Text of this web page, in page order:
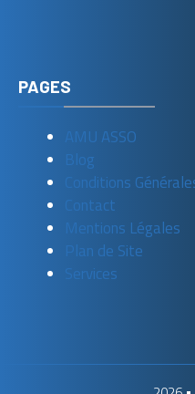
PAGES
AMU ASSO
Blog
Conditions
Contact
Mentions Légales
Plan de Site
Services